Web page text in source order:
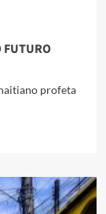
FUTURO
profeta